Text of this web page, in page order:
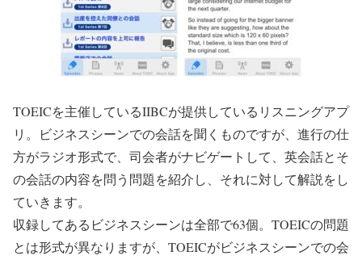
TOEICを主催しているIIBCが提供しているリスニングアプ
リ。ビジネスシーンでの会話を聞くものですが、進行の仕
方がラジオ形式で、司会者がナビゲートして、英会話とそ
の会話の内容を問う問題を紹介し、それに対して解説をし
ていきます。
収録してあるビジネスシーンは全部で63個。TOEICの問題
とは形式が異なりますが、TOEICがビジネスシーンでの会